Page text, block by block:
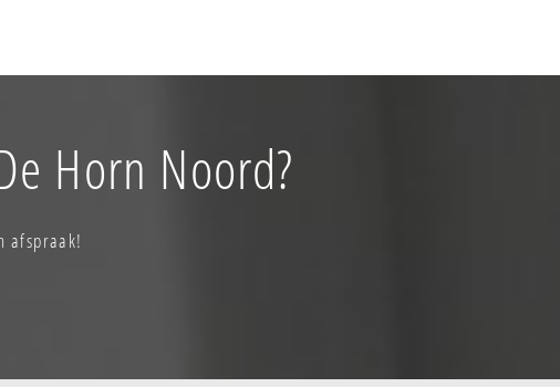
Horn Noord?
afspraak!